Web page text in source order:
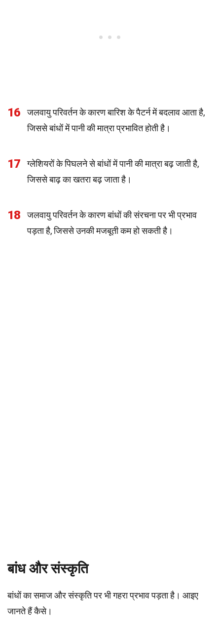
16
जलवायु परिवर्तन के कारण बारिश के पैटर्न में बदलाव आता है,
जिससे बांधों में पानी की मात्रा प्रभावित होती है।
17
ग्लेशियरों के पिघलने से बांधों में पानी की मात्रा बढ़ जाती है,
जिससे बाढ़ का खतरा बढ़ जाता है।
18
जलवायु परिवर्तन के कारण बांधों की संरचना पर भी प्रभाव
पड़ता है, जिससे उनकी मजबूती कम हो सकती है।
बांध और संस्कृति
बांधों का समाज और संस्कृति पर भी गहरा प्रभाव पड़ता है। आइए
जानते हैं कैसे।